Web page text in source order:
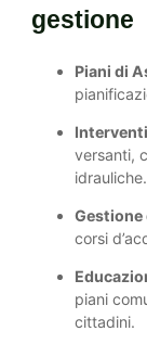
gestione
Piani di
versanti,
idrauliche.
corsi
piani
cittadini.